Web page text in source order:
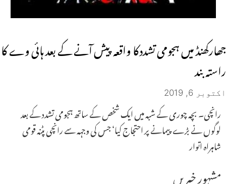
جھارکھنڈ میں ہجومی تشددکا واقعہ پیش آنے کے بعد ہائی وے کا
راستہ بند
اکتوبر 6, 2019
رانچی۔ بچہ چوری کے شبہ میں ایک شخص کے ساتھ ہجومی تشدد کے بعد
لوگوں نے بڑے پیمانے پر احتجاج کیا‘ جس کی وجہہ سے رانچی پٹنہ قومی
شاہراہ اتوار
مشہور خبریں